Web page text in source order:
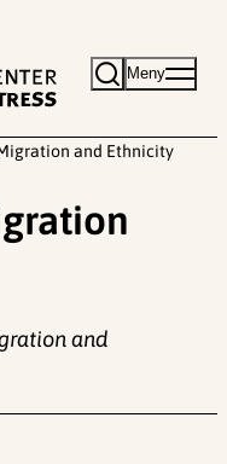
Meny
and Ethnicity
and